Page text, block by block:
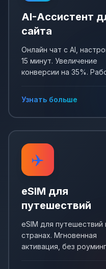
AI-Ассистент
сайта
Онлайн чат с AI,
15 минут. Увеличение
конверсии на 35%.
Узнать больше
✈️
eSIM для
путешествий
eSIM для путешествий
странах. Мгновенная
активация, без